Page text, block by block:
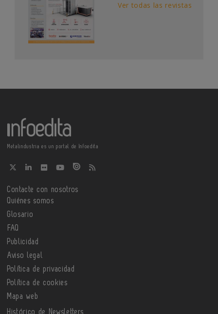
Ver todas las revistas
Metalindustria es un portal de Infoedita
Contacte con nosotros
Quiénes somos
Glosario
FAQ
Publicidad
Aviso legal
Política de privacidad
Política de cookies
Mapa web
Histórico de Newsletters